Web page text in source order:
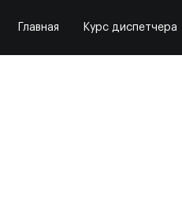
Главная Курс диспетчера